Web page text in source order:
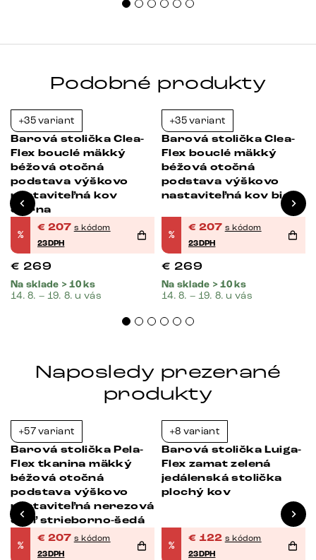
Podobné produkty
+35 variant
Barová stolička Clea-
Flex bouclé mäkký
béžová otočná
podstava výškovo
nastaviteľná kov
čierna
%
€ 207 s kódom
23DPH
€ 269
Na sklade > 10 ks
14. 8. – 19. 8. u vás
+35 variant
Barová stolička Clea-
Flex bouclé mäkký
béžová otočná
podstava výškovo
nastaviteľná kov biela
%
€ 207 s kódom
23DPH
€ 269
Na sklade > 10 ks
14. 8. – 19. 8. u vás
Naposledy prezerané
produkty
+57 variant
Barová stolička Pela-
Flex tkanina mäkký
béžová otočná
podstava výškovo
nastaviteľná nerezová
oceľ strieborno-šedá
%
€ 207 s kódom
23DPH
+8 variant
Barová stolička Luiga-
Flex zamat zelená
jedálenská stolička
plochý kov
%
€ 122 s kódom
23DPH